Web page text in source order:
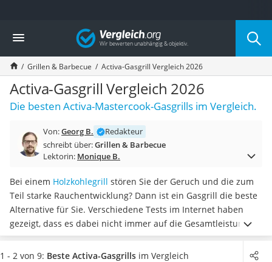
Die beliebtesten Vergleiche nach Kategorie
Baumarkt
Tresor feuerfest
Makita-Akku-Rasenmäher
Kappsäge
Smartes Türschloss
Akku-Rasentrimmer
Feuchtigkeitsmessgerät
Split-Klimaanlage 2 Innengeräte
Pelletofen
Tiefbrunnenpumpe
Fliesenschneider
Hochdruckreiniger
Doppelschleifer
Überwachungskamera
Benzinrasenmäher mit Elektrostart
Vergleich
Grillen & Barbecue Activa-Gasgrill Vergleich 2026
Activa-Gasgrill Vergleich 2026
Die besten Activa-Mastercook-Gasgrills im Vergleich.
Von:Georg B.
Redakteur
schreibt über:Grillen & Barbecue
Lektorin: Monique B.
Bei einem Holzkohlegrill stören Sie der Geruch und die zum
Teil starke Rauchentwicklung? Dann ist ein Gasgrill die beste
Alternative für Sie. Verschiedene Tests im Internet haben
gezeigt, dass es dabei nicht immer auf die Gesamtleistung,
angegeben in Kilowatt, ankommt. Viel eher kann eineinzelner
Seitenbrenner bei Ihrem neuen Activa-Gasgrill sinnvoll sein,
1 - 2 von 9: Beste Activa-Gasgrills im Vergleich